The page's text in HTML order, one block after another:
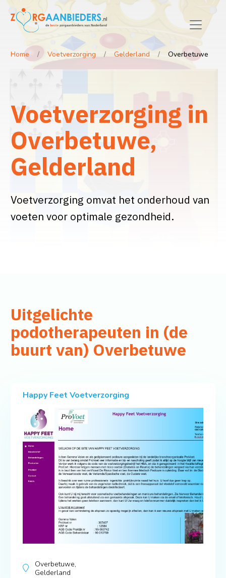
Home Voetverzorging Gelderland Overbetuwe
Voetverzorging in
Overbetuwe,
Gelderland
Voetverzorging omvat het onderhoud van
voeten voor optimale gezondheid.
Uitgelichte
podotherapeuten in (de
buurt van) Overbetuwe
Happy Feet Voetverzorging
Overbetuwe,
Gelderland